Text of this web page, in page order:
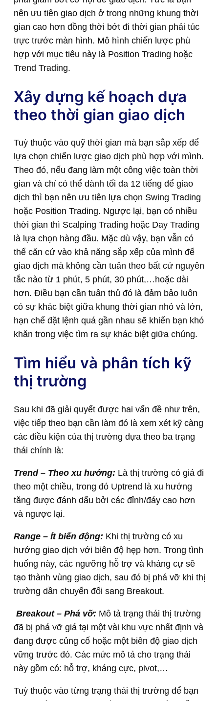
nên ưu tiên giao dịch ở trong những khung thời
gian cao hơn đồng thời bớt đi thời gian phải túc
trực trước màn hình. Mô hình chiến lược phù
hợp với mục tiêu này là Position Trading hoặc
Trend Trading.
Xây dựng kế hoạch dựa
theo thời gian giao dịch
Tuỳ thuộc vào quỹ thời gian mà bạn sắp xếp để
lựa chọn chiến lược giao dịch phù hợp với mình.
Theo đó, nếu đang làm một công việc toàn thời
gian và chỉ có thể dành tối đa 12 tiếng để giao
dịch thì bạn nên ưu tiên lựa chọn Swing Trading
hoặc Position Trading. Ngược lại, bạn có nhiều
thời gian thì Scalping Trading hoặc Day Trading
là lựa chọn hàng đầu. Mặc dù vậy, bạn vẫn có
thể căn cứ vào khả năng sắp xếp của mình để
giao dịch mà không cần tuân theo bất cứ nguyên
tắc nào từ 1 phút, 5 phút, 30 phút,…hoặc dài
hơn. Điều bạn cần tuân thủ đó là đảm bảo luôn
có sự khác biệt giữa khung thời gian nhỏ và lớn,
hạn chế đặt lệnh quá gần nhau sẽ khiến bạn khó
khăn trong việc tìm ra sự khác biệt giữa chúng.
Tìm hiểu và phân tích kỹ
thị trường
Sau khi đã giải quyết được hai vấn đề như trên,
việc tiếp theo bạn cần làm đó là xem xét kỹ càng
các điều kiện của thị trường dựa theo ba trạng
thái chính là:
Trend – Theo xu hướng: Là thị trường có giá đi
theo một chiều, trong đó Uptrend là xu hướng
tăng được đánh dấu bởi các đỉnh/đáy cao hơn
và ngược lại.
Range – Ít biến động: Khi thị trường có xu
hướng giao dịch với biên độ hẹp hơn. Trong tình
huống này, các ngưỡng hỗ trợ và kháng cự sẽ
tạo thành vùng giao dịch, sau đó bị phá vỡ khi thị
trường dần chuyển đổi sang Breakout.
Breakout – Phá vỡ: Mô tả trạng thái thị trường
đã bị phá vỡ giá tại một vài khu vực nhất định và
đang được củng cố hoặc một biên độ giao dịch
vững trước đó. Các mức mô tả cho trạng thái
này gồm có: hỗ trợ, kháng cực, pivot,…
Tuỳ thuộc vào từng trạng thái thị trường để bạn